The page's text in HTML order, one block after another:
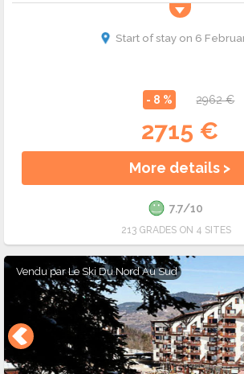
Start of stay on 6
- 8 % 2962 €
2715 €
More details >
7.7/10
213 GRADES ON 4 SITES
Vendu parLe Ski Du Nord Au Sud